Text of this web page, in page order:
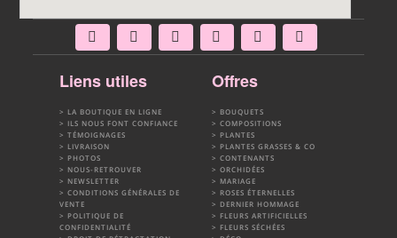
Liens utiles
LA BOUTIQUE EN LIGNE
ILS NOUS FONT CONFIANCE
TÉMOIGNAGES
LIVRAISON
PHOTOS
NOUS-RETROUVER
NEWSLETTER
CONDITIONS GÉNÉRALES DE
VENTE
POLITIQUE DE
CONFIDENTIALITÉ
Offres
BOUQUETS
COMPOSITIONS
PLANTES
PLANTES GRASSES & CO
CONTENANTS
ORCHIDÉES
MARIAGE
ROSES ÉTERNELLES
DERNIER HOMMAGE
FLEURS ARTIFICIELLES
FLEURS SÉCHÉES